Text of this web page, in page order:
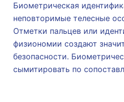
Биометрическая
неповторимые телесные
Отметки пальцев или
физиономии создают
безопасности.
сымитировать по